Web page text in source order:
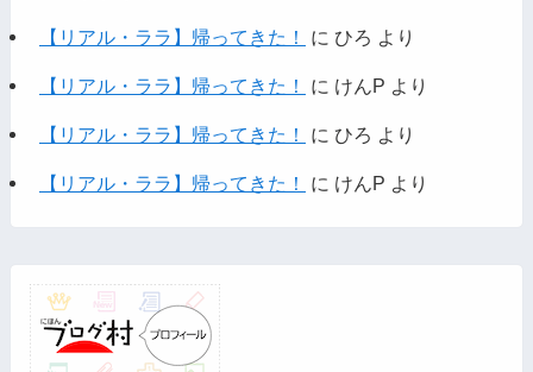
【リアル・ララ】帰ってきた！ に ひろ より
【リアル・ララ】帰ってきた！ に けんP より
【リアル・ララ】帰ってきた！ に ひろ より
【リアル・ララ】帰ってきた！ に けんP より